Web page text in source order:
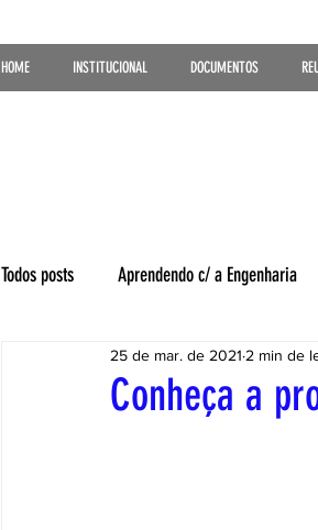
HOME INSTITUCIONAL DOCUMENTOS
Todos posts Aprendendo c/ a Engenharia
Conheça a
25 de mar. de 2021 2 min de